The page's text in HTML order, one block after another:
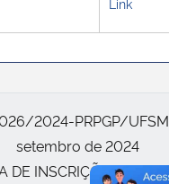
2024-PRPGP/
setembro de 2024
DE INSCRIÇÕES AO